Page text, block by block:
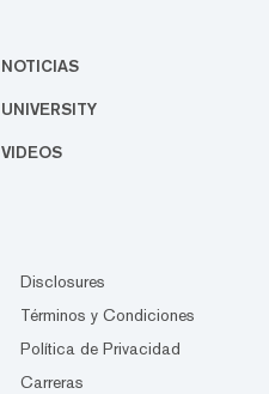
NOTICIAS
UNIVERSITY
VIDEOS
Disclosures
Términos y Condiciones
Política de Privacidad
Carreras